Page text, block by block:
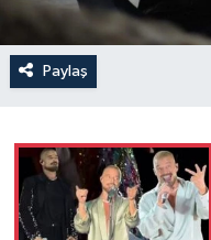
Paylaş